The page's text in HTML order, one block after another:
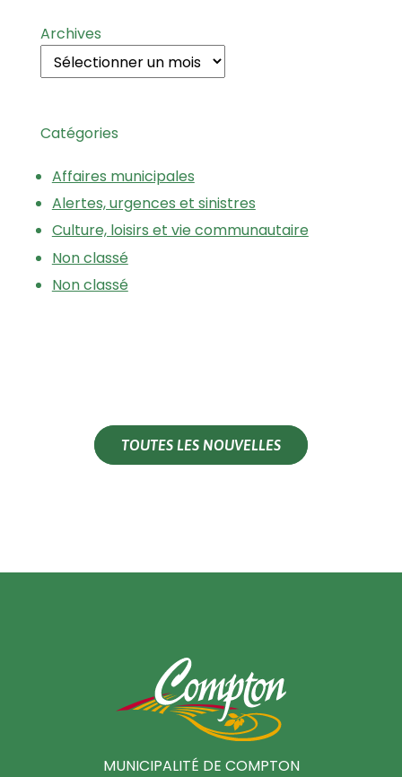
Archives
Catégories
Affaires municipales
Alertes, urgences et sinistres
Culture, loisirs et vie communautaire
Non classé
Non classé
TOUTES LES NOUVELLES
MUNICIPALITÉ DE COMPTON